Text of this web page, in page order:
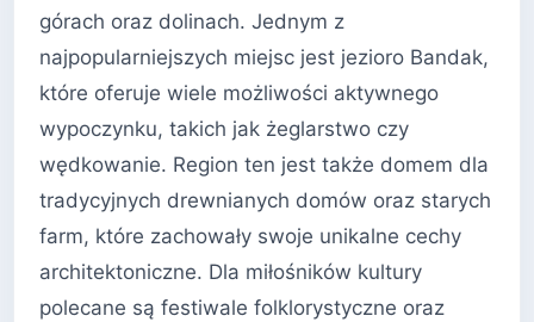
górach oraz dolinach. Jednym z
najpopularniejszych miejsc jest jezioro Bandak,
które oferuje wiele możliwości aktywnego
wypoczynku, takich jak żeglarstwo czy
wędkowanie. Region ten jest także domem dla
tradycyjnych drewnianych domów oraz starych
farm, które zachowały swoje unikalne cechy
architektoniczne. Dla miłośników kultury
polecane są festiwale folklorystyczne oraz